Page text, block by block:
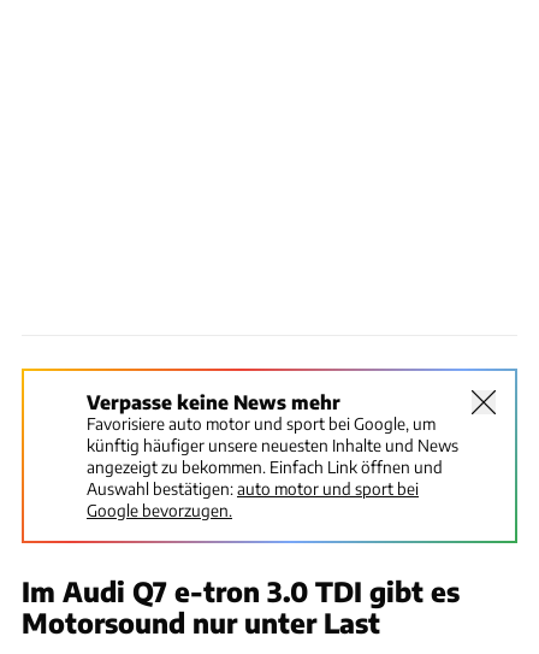
Verpasse keine News mehr
Favorisiere auto motor und sport bei Google, um
künftig häufiger unsere neuesten Inhalte und News
angezeigt zu bekommen. Einfach Link öffnen und
Auswahl bestätigen:auto motor und sport bei
Google bevorzugen.
Im Audi Q7 e-tron 3.0 TDI gibt es
Motorsound nur unter Last